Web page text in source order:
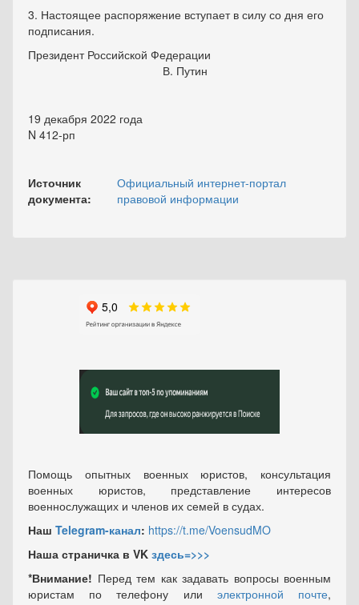
3. Настоящее распоряжение вступает в силу со дня его
подписания.
Президент Российской Федерации
В. Путин
19 декабря 2022 года
N 412-рп
Источник
документа:
Официальный интернет-портал
правовой информации
Помощь опытных военных юристов, консультация
военных юристов, представление интересов
военнослужащих и членов их семей в судах.
Наш Telegram-канал: https://t.me/VoensudMO
Наша страничка в VK здесь=>>>
*Внимание! Перед тем как задавать вопросы военным
юристам по телефону или электронной почте,